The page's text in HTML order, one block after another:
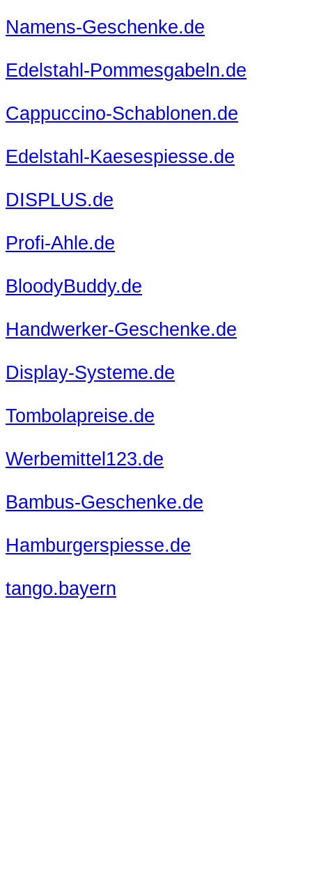
Namens-Geschenke.de
Edelstahl-Pommesgabeln.de
Cappuccino-Schablonen.de
Edelstahl-Kaesespiesse.de
DISPLUS.de
Profi-Ahle.de
BloodyBuddy.de
Handwerker-Geschenke.de
Display-Systeme.de
Tombolapreise.de
Werbemittel123.de
Bambus-Geschenke.de
Hamburgerspiesse.de
tango.bayern